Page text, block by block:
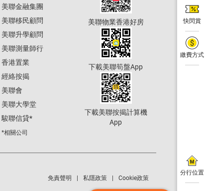
快閃賞
繳費方式
分行位置
美聯金融集團
美聯移民顧問
美聯升學顧問
美聯測量師行
香港置業
經絡按揭
美聯會
美聯大學堂
駿聯信貸*
*相關公司
美聯物業香港好房
下載美聯筍盤App
下載美聯按揭計算機
App
免責聲明 私隱政策 Cookie政策